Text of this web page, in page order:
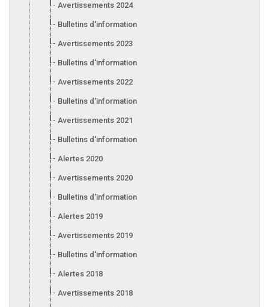
Avertissements 2024
Bulletins d'information 2024
Avertissements 2023
Bulletins d'information 2023
Avertissements 2022
Bulletins d'information 2022
Avertissements 2021
Bulletins d'information 2021
Alertes 2020
Avertissements 2020
Bulletins d'information 2020
Alertes 2019
Avertissements 2019
Bulletins d'information 2019
Alertes 2018
Avertissements 2018